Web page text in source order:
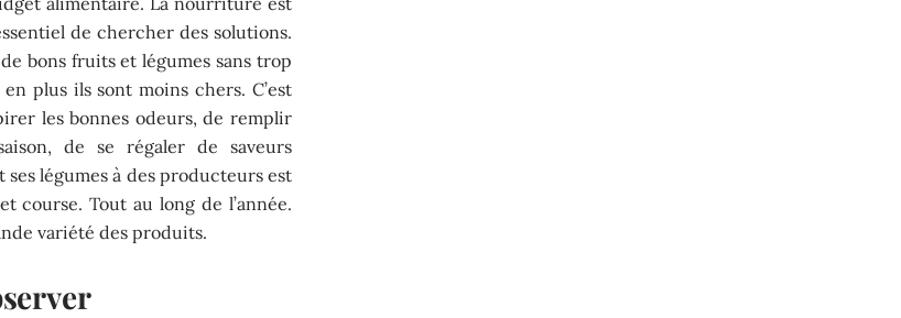
de chercher des solutions.
bons fruits et légumes sans trop
plus ils sont moins chers. C’est
les bonnes odeurs, de remplir
de se régaler de saveurs
légumes à des producteurs est
course. Tout au long de l’année.
variété des produits.